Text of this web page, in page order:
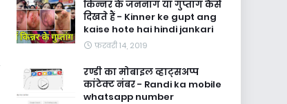
किन्नर के जननांग या गुप्तांग कैसे
दिखते हैं - Kinner ke gupt ang
kaise hote hai hindi jankari
फ़रवरी 14, 2019
रण्डी का मोबाइल व्हाट्सअप्प
कांटेक्ट नंबर - Randi ka mobile
whatsapp number